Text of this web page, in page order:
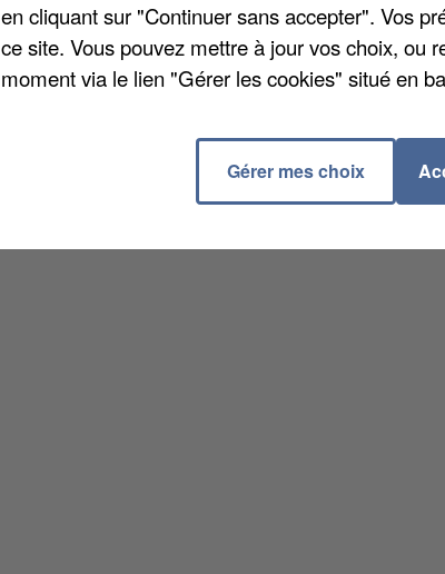
en cliquant sur "Continuer sans accepter". Vos
ce site. Vous pouvez mettre à jour vos choix, ou
moment via le lien "Gérer les cookies" situé en
Gérer mes choix